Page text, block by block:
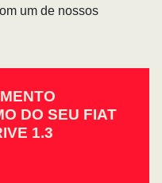
um de nossos
DO SEU FIAT
1.3